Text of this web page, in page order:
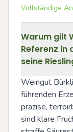
Vollständige
Warum gilt
Referenz in
seine
Weingut
führenden
präzise,
sind klare